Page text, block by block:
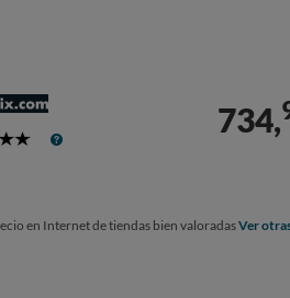
734,
en Internet de tiendas bien valoradasVer